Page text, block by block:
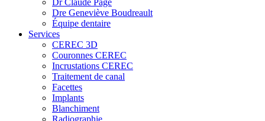
Dr Claude Pagé
Dre Geneviève Boudreault
Équipe dentaire
Services
CEREC 3D
Couronnes CEREC
Incrustations CEREC
Traitement de canal
Facettes
Implants
Blanchiment
Radiographie